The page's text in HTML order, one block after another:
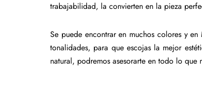
trabajabilidad, la convierten en la pieza
Se puede encontrar en muchos colores y
tonalidades, para que escojas la mejor
natural, podremos asesorarte en todo lo que